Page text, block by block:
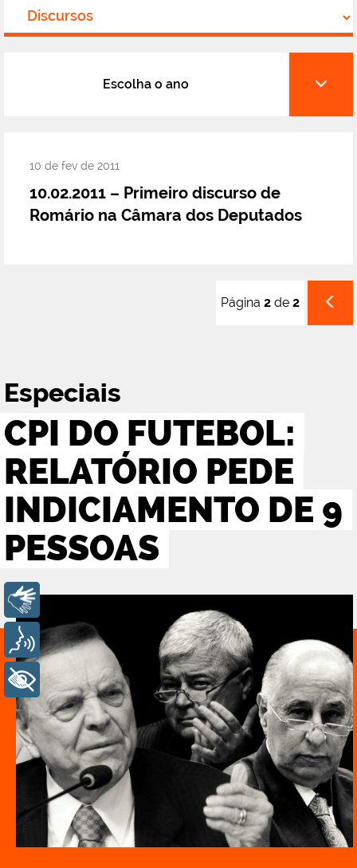
Escolha o ano
10 de fev de 2011
10.02.2011 – Primeiro discurso de
Romário na Câmara dos Deputados
Página 2 de 2
Especiais
CPI DO FUTEBOL:
RELATÓRIO PEDE
INDICIAMENTO DE 9
PESSOAS
Libras
Voz
+ Acessibilidade